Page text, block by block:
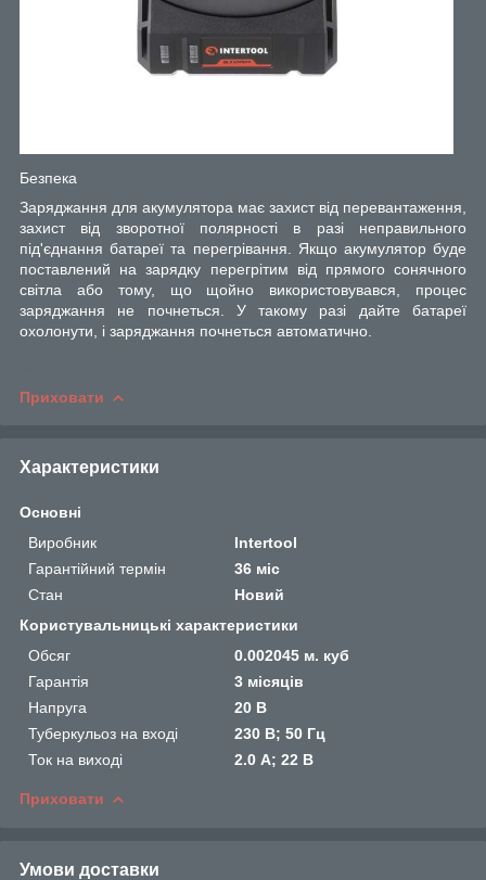
Безпека
Заряджання для акумулятора має захист від перевантаження,
захист від зворотної полярності в разі неправильного
під'єднання батареї та перегрівання. Якщо акумулятор буде
поставлений на зарядку перегрітим від прямого сонячного
світла або тому, що щойно використовувався, процес
заряджання не почнеться. У такому разі дайте батареї
охолонути, і заряджання почнеться автоматично.
Приховати
Характеристики
Основні
Виробник
Intertool
Гарантійний термін
36 міс
Стан
Новий
Користувальницькі характеристики
Обсяг
0.002045 м. куб
Гарантія
3 місяців
Напруга
20 В
Туберкульоз на вході
230 В; 50 Гц
Ток на виході
2.0 А; 22 В
Приховати
Умови доставки